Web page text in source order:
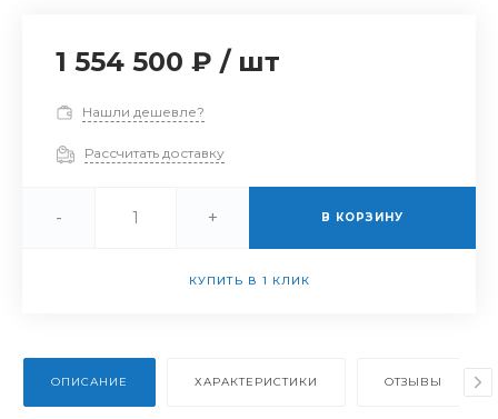
1 554 500 ₽ / шт
Нашли дешевле?
Рассчитать доставку
- + В КОРЗИНУ
КУПИТЬ В 1 КЛИК
ОПИСАНИЕ ХАРАКТЕРИСТИКИ ОТЗЫВЫ